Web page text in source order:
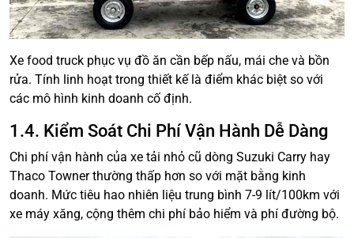
Xe food truck phục vụ đồ ăn cần bếp nấu, mái che và bồn
rửa. Tính linh hoạt trong thiết kế là điểm khác biệt so với
các mô hình kinh doanh cố định.
1.4. Kiểm Soát Chi Phí Vận Hành Dễ Dàng
Chi phí vận hành của xe tải nhỏ cũ dòng Suzuki Carry hay
Thaco Towner thường thấp hơn so với mặt bằng kinh
doanh. Mức tiêu hao nhiên liệu trung bình 7-9 lít/100km với
xe máy xăng, cộng thêm chi phí bảo hiểm và phí đường bộ.